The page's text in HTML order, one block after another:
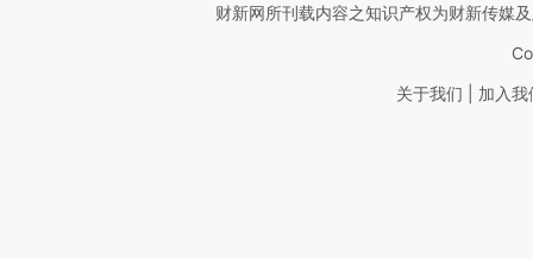
财新网所刊载内容之知识产权为财新传媒
关于我们 加入我